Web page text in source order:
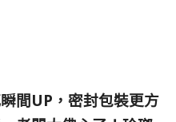
間UP，密封包裝更方